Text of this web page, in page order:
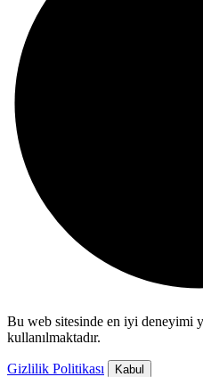
Bu web sitesinde en iyi deneyimi
kullanılmaktadır.
Gizlilik Politikası Kabul